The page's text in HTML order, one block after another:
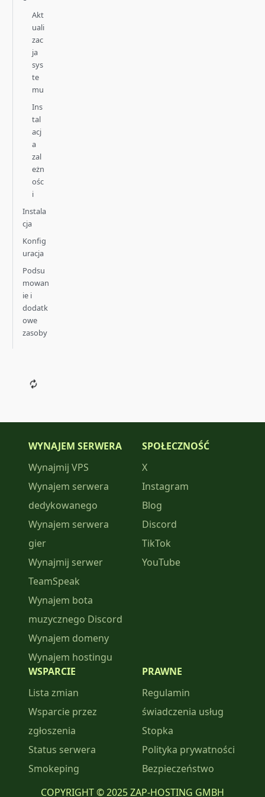
Akt
uali
zac
ja
sys
te
mu
Ins
tal
acj
a
zal
eżn
ośc
i
Instala
cja
Konfig
uracja
Podsu
mowan
ie i
dodatk
owe
zasoby
WYNAJEM SERWERA
Wynajmij VPS
Wynajem serwera
dedykowanego
Wynajem serwera
gier
Wynajmij serwer
TeamSpeak
Wynajem bota
muzycznego Discord
Wynajem domeny
Wynajem hostingu
SPOŁECZNOŚĆ
X
Instagram
Blog
Discord
TikTok
YouTube
WSPARCIE
Lista zmian
Wsparcie przez
zgłoszenia
Status serwera
Smokeping
PRAWNE
Regulamin
świadczenia usług
Stopka
Polityka prywatności
Bezpieczeństwo
COPYRIGHT © 2025 ZAP-HOSTING GMBH